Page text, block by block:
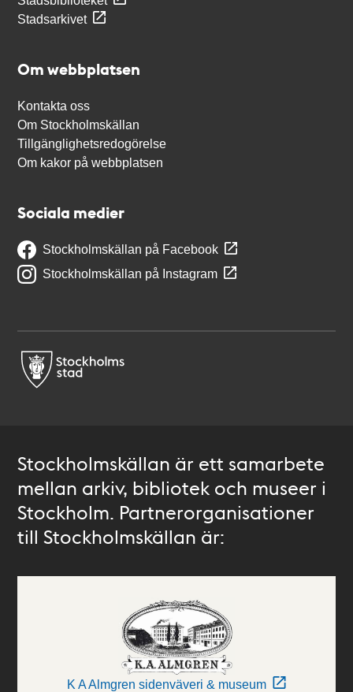
Stadsarkivet
Om webbplatsen
Kontakta oss
Om Stockholmskällan
Tillgänglighetsredogörelse
Om kakor på webbplatsen
Sociala medier
Stockholmskällan på Facebook
Stockholmskällan på Instagram
Stockholmskällan är ett samarbete
mellan arkiv, bibliotek och museer i
Stockholm. Partnerorganisationer
till Stockholmskällan är:
K A Almgren sidenväveri & museum